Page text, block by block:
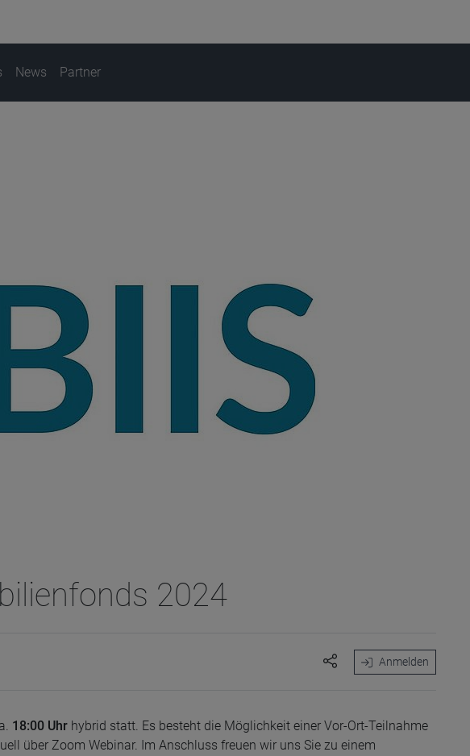
News Partner
2024
Anmelden
18:00 Uhr hybrid statt. Es besteht die Möglichkeit einer Vor-Ort-Teilnahme
über Zoom Webinar. Im Anschluss freuen wir uns Sie zu einem